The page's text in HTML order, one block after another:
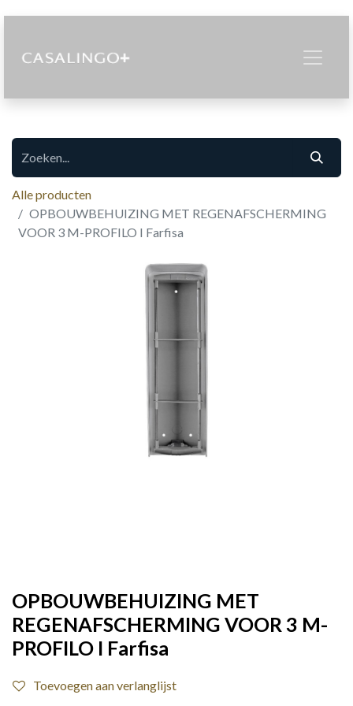
Alle producten
OPBOUWBEHUIZING MET REGENAFSCHERMING
VOOR 3 M-PROFILO I Farfisa
OPBOUWBEHUIZING MET
REGENAFSCHERMING VOOR 3 M-
PROFILO I Farfisa
Toevoegen aan verlanglijst